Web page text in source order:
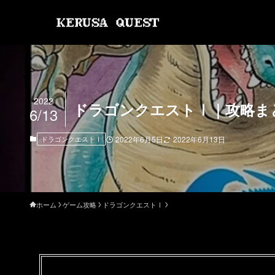
ドラゴンクエストⅠ｜攻略ま
2022
6/13
ドラゴンクエストⅠ 2022年6月5日 2022年6月13日
ホーム ゲーム攻略 ドラゴンクエストⅠ